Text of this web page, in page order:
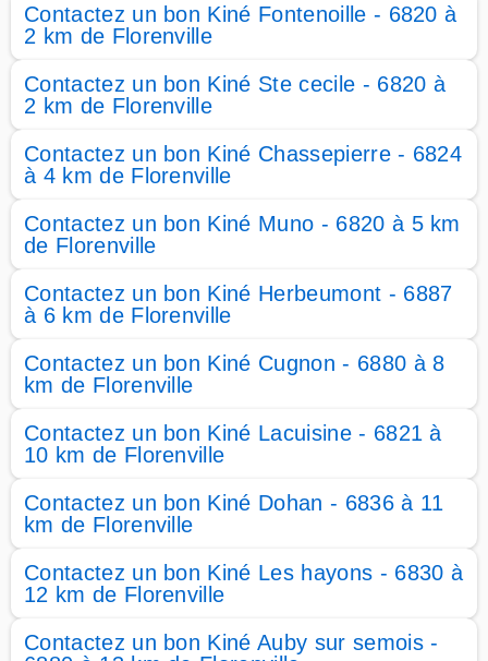
Contactez un bon Kiné Fontenoille - 6820 à
2 km de Florenville
Contactez un bon Kiné Ste cecile - 6820 à
2 km de Florenville
Contactez un bon Kiné Chassepierre - 6824
à 4 km de Florenville
Contactez un bon Kiné Muno - 6820 à 5 km
de Florenville
Contactez un bon Kiné Herbeumont - 6887
à 6 km de Florenville
Contactez un bon Kiné Cugnon - 6880 à 8
km de Florenville
Contactez un bon Kiné Lacuisine - 6821 à
10 km de Florenville
Contactez un bon Kiné Dohan - 6836 à 11
km de Florenville
Contactez un bon Kiné Les hayons - 6830 à
12 km de Florenville
Contactez un bon Kiné Auby sur semois -